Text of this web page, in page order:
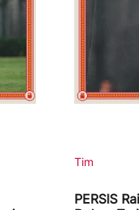
Tim
PERSIS